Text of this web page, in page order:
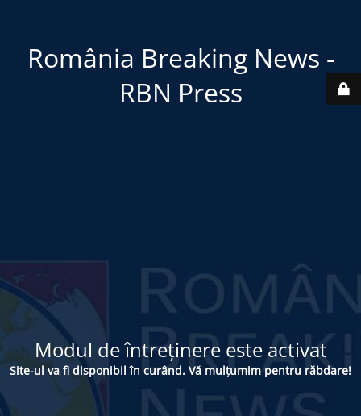
România Breaking News -
RBN Press
Modul de întreținere este activat
Site-ul va fi disponibil în curând. Vă mulțumim pentru răbdare!